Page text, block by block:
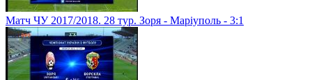
Матч ЧУ 2017/2018. 28 тур. Зоря - Маріуполь - 3:1